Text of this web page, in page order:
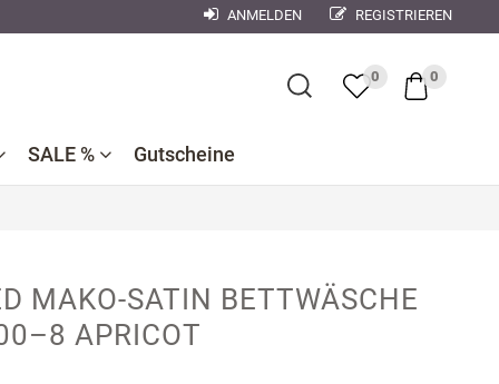
×
ANMELDEN REGISTRIEREN
SALE %
Badtextilien
Bettwäsche
Dekokissen
Reduzierte
Gutscheine
0 0
MAKO-SATIN BETTWÄSCHE
APRICOT